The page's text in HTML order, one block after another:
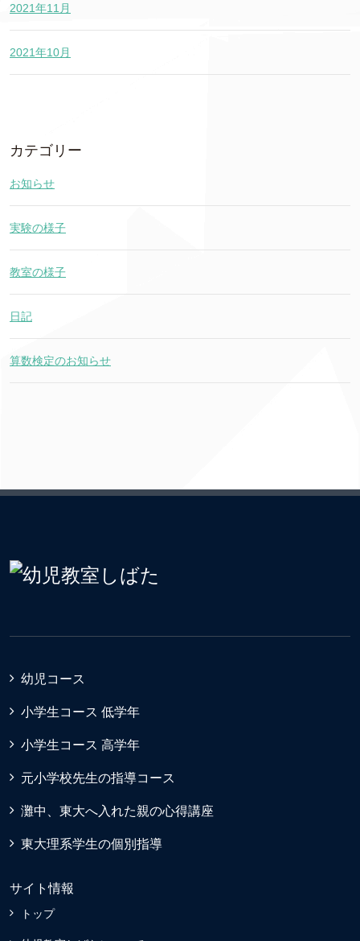
2021年11月
2021年10月
カテゴリー
お知らせ
実験の様子
教室の様子
日記
算数検定のお知らせ
幼児コース
小学生コース 低学年
小学生コース 高学年
元小学校先生の指導コース
灘中、東大へ入れた親の心得講座
東大理系学生の個別指導
サイト情報
トップ